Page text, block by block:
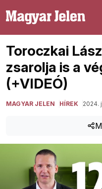
Toroczkai
zsarolja is a
(+VIDEÓ)
MAGYAR JELEN HÍREK 2024.